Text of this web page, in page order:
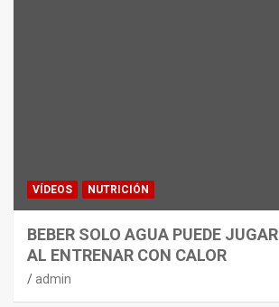
VÍDEOS NUTRICIÓN
BEBER SOLO AGUA PUEDE
AL ENTRENAR CON CALOR
admin